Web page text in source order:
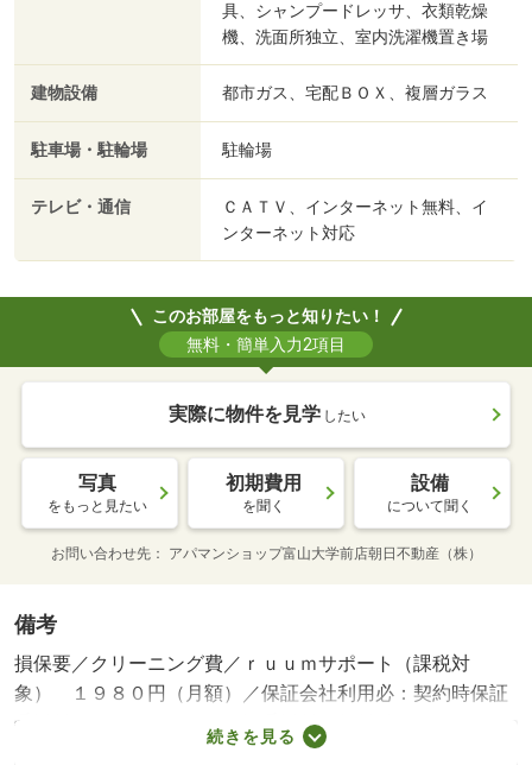
具、シャンプードレッサ、衣類乾燥
機、洗面所独立、室内洗濯機置き場
建物設備 都市ガス、宅配ＢＯＸ、複層ガラス
駐車場・駐輪場 駐輪場
テレビ・通信
ＣＡＴＶ、インターネット無料、イ
ンターネット対応
このお部屋をもっと知りたい！
無料・簡単入力2項目
実際に物件を見学 したい
写真
をもっと見たい
初期費用
を聞く
設備
について聞く
お問い合わせ先 アパマンショップ富山大学前店朝日不動産（株）
備考
損保要／クリーニング費／ｒｕｕｍサポート（課税対
象） １９８０円（月額）／保証会社利用必：契約時保証
委託料：２．２万／月額保証委託料：賃料総額の２．２％
又は５．５％ ※ペット可は２．５万／２．５％／ペット
続きを見る